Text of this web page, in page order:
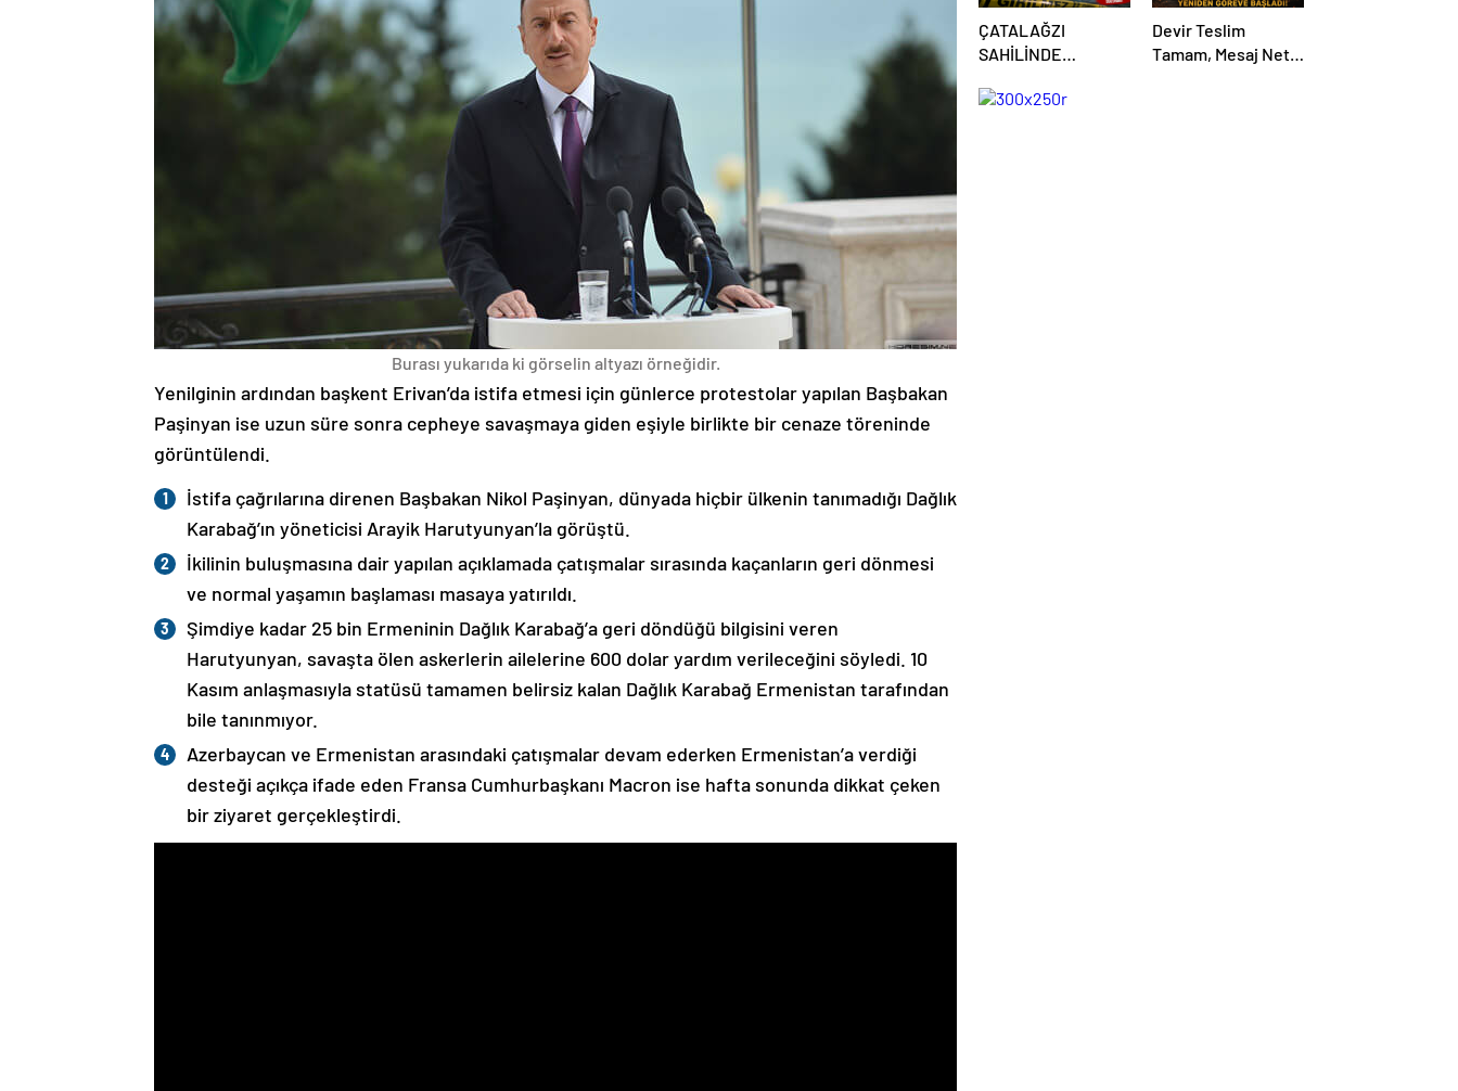
Burası yukarıda ki görselin altyazı örneğidir.
Yenilginin ardından başkent Erivan’da istifa etmesi için günlerce protestolar yapılan Başbakan
Paşinyan ise uzun süre sonra cepheye savaşmaya giden eşiyle birlikte bir cenaze töreninde
görüntülendi.
İstifa çağrılarına direnen Başbakan Nikol Paşinyan, dünyada hiçbir ülkenin tanımadığı Dağlık
Karabağ’ın yöneticisi Arayik Harutyunyan’la görüştü.
İkilinin buluşmasına dair yapılan açıklamada çatışmalar sırasında kaçanların geri dönmesi
ve normal yaşamın başlaması masaya yatırıldı.
Şimdiye kadar 25 bin Ermeninin Dağlık Karabağ’a geri döndüğü bilgisini veren
Harutyunyan, savaşta ölen askerlerin ailelerine 600 dolar yardım verileceğini söyledi. 10
Kasım anlaşmasıyla statüsü tamamen belirsiz kalan Dağlık Karabağ Ermenistan tarafından
bile tanınmıyor.
Azerbaycan ve Ermenistan arasındaki çatışmalar devam ederken Ermenistan’a verdiği
desteği açıkça ifade eden Fransa Cumhurbaşkanı Macron ise hafta sonunda dikkat çeken
bir ziyaret gerçekleştirdi.
ÇATALAĞZI
SAHİLİNDE
ÖLÜM!
Devir Teslim
Tamam, Mesaj Net